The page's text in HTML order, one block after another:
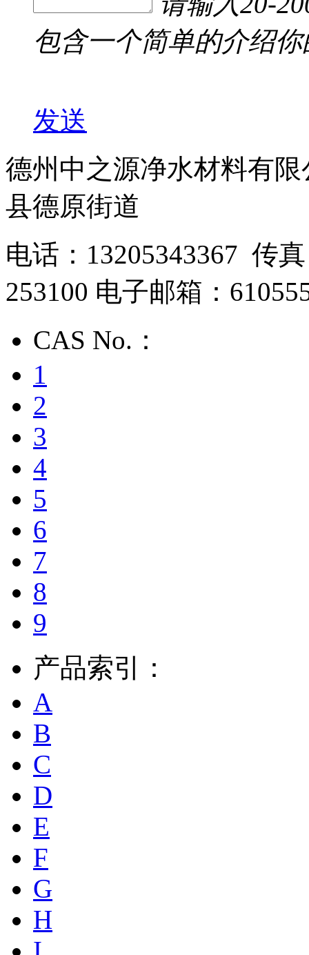
包含一个简单的介绍
发送
德州中之源净水材料有
县德原街道
电话：13205343367 传
253100 电子邮箱：
CAS No.：
1
2
3
4
5
6
7
8
9
产品索引：
A
B
C
D
E
F
G
H